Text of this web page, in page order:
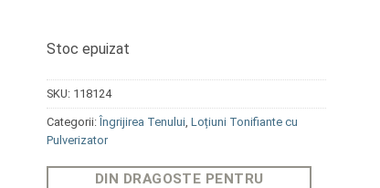
Stoc epuizat
SKU: 118124
Categorii: Îngrijirea Tenului Loțiuni Tonifiante cu
Pulverizator
DIN DRAGOSTE PENTRU